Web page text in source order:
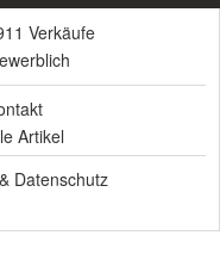
Verkäufe
Artikel
& Datenschutz